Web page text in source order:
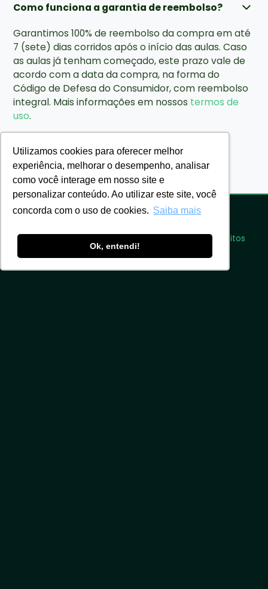
Utilizamos cookies para oferecer melhor
experiência, melhorar o desempenho, analisar
como você interage em nosso site e
personalizar conteúdo. Ao utilizar este site, você
concorda com o uso de cookies. Saiba mais
Ok, entendi!
Como funciona a garantia de reembolso?
Garantimos 100% de reembolso da compra em até
7 (sete) dias corridos após o início das aulas. Caso
as aulas já tenham começado, este prazo vale de
acordo com a data da compra, na forma do
Código de Defesa do Consumidor, com reembolso
integral. Mais informações em nossos termos de
uso.
Eu Médico Residente Ensino LTDA ©2026. Todos os direitos